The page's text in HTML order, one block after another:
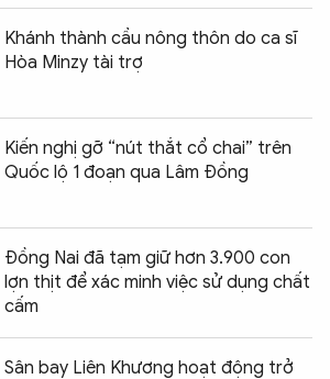
Khánh thành cầu nông thôn do ca sĩ
Hòa Minzy tài trợ
Kiến nghị gỡ “nút thắt cổ chai” trên
Quốc lộ 1 đoạn qua Lâm Đồng
Đồng Nai đã tạm giữ hơn 3.900 con
lợn thịt để xác minh việc sử dụng chất
cấm
Sân bay Liên Khương hoạt động trở